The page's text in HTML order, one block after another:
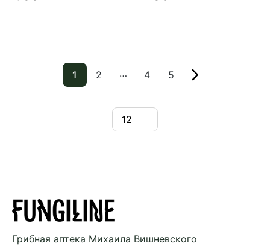
1 2 … 4 5
Грибная аптека Михаила Вишневского